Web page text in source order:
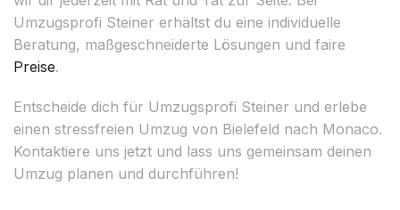
Umzugsprofi Steiner erhältst du eine individuelle
Beratung, maßgeschneiderte Lösungen und faire
Preise.
Entscheide dich für Umzugsprofi Steiner und erlebe
einen stressfreien Umzug von Bielefeld nach Monaco.
Kontaktiere uns jetzt und lass uns gemeinsam deinen
Umzug planen und durchführen!